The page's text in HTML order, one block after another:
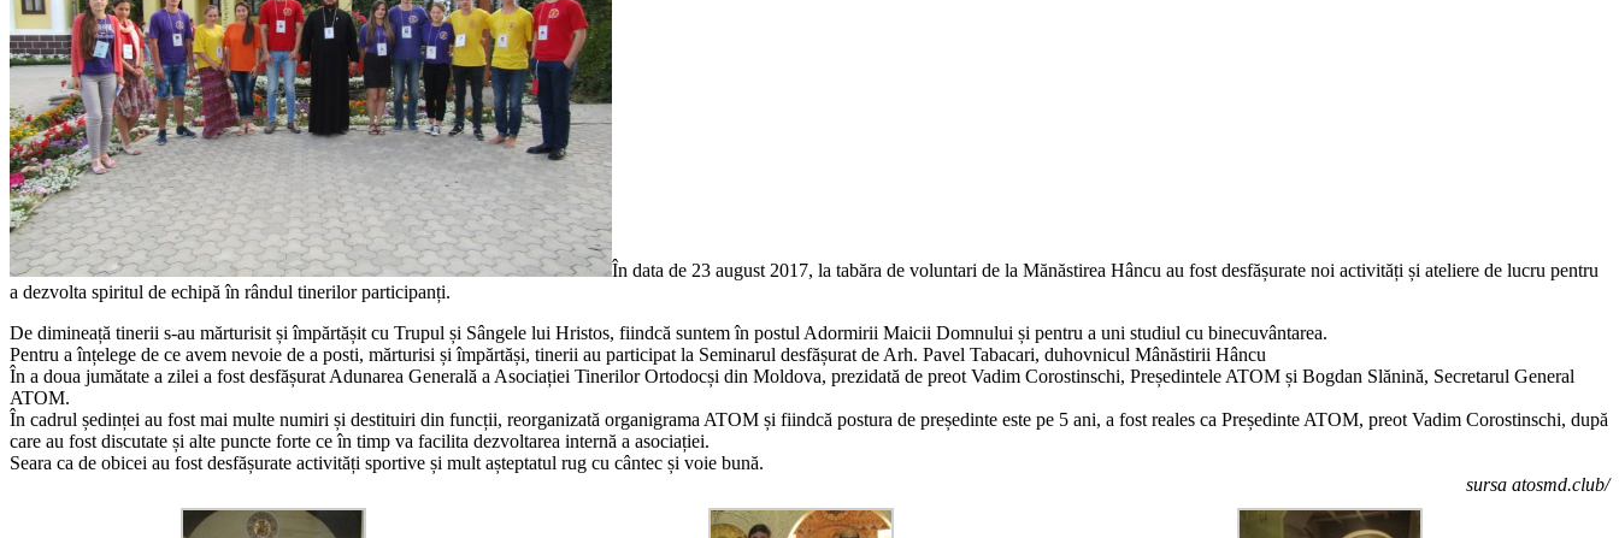
În data de 23 august 2017, la tabăra de voluntari de la Mănăstirea Hâncu au fost desfășurate noi activități și ateliere de lucru pentru
a dezvolta spiritul de echipă în rândul tinerilor participanți.
De dimineață tinerii s-au mărturisit și împărtășit cu Trupul și Sângele lui Hristos, fiindcă suntem în postul Adormirii Maicii Domnului și pentru a uni studiul cu binecuvântarea.
Pentru a înțelege de ce avem nevoie de a posti, mărturisi și împărtăși, tinerii au participat la Seminarul desfășurat de Arh. Pavel Tabacari, duhovnicul Mânăstirii Hâncu
În a doua jumătate a zilei a fost desfășurat Adunarea Generală a Asociației Tinerilor Ortodocși din Moldova, prezidată de preot Vadim Corostinschi, Președintele ATOM și Bogdan Slănină, Secretarul General
ATOM.
În cadrul ședinței au fost mai multe numiri și destituiri din funcții, reorganizată organigrama ATOM și fiindcă postura de președinte este pe 5 ani, a fost reales ca Președinte ATOM, preot Vadim Corostinschi, după
care au fost discutate și alte puncte forte ce în timp va facilita dezvoltarea internă a asociației.
Seara ca de obicei au fost desfășurate activități sportive și mult așteptatul rug cu cântec și voie bună.
sursa atosmd.club/